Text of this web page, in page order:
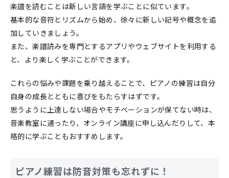
楽譜を読むことは新しい言語を学ぶことに似ています。
基本的な音符とリズムから始め、徐々に新しい記号や概念を追
加していきましょう。
また、楽譜読みを専門とするアプリやウェブサイトを利用する
と、より楽しく学ぶことができます。
これらの悩みや課題を乗り越えることで、ピアノの練習は自分
自身の成長とともに喜びをもたらすはずです。
思うように上達しない場合やモチベーションが保てない時は、
音楽教室に通ったり、オンライン講座に申し込んだりして、本
格的に学ぶこともおすすめします。
ピアノ練習は防音対策も忘れずに！